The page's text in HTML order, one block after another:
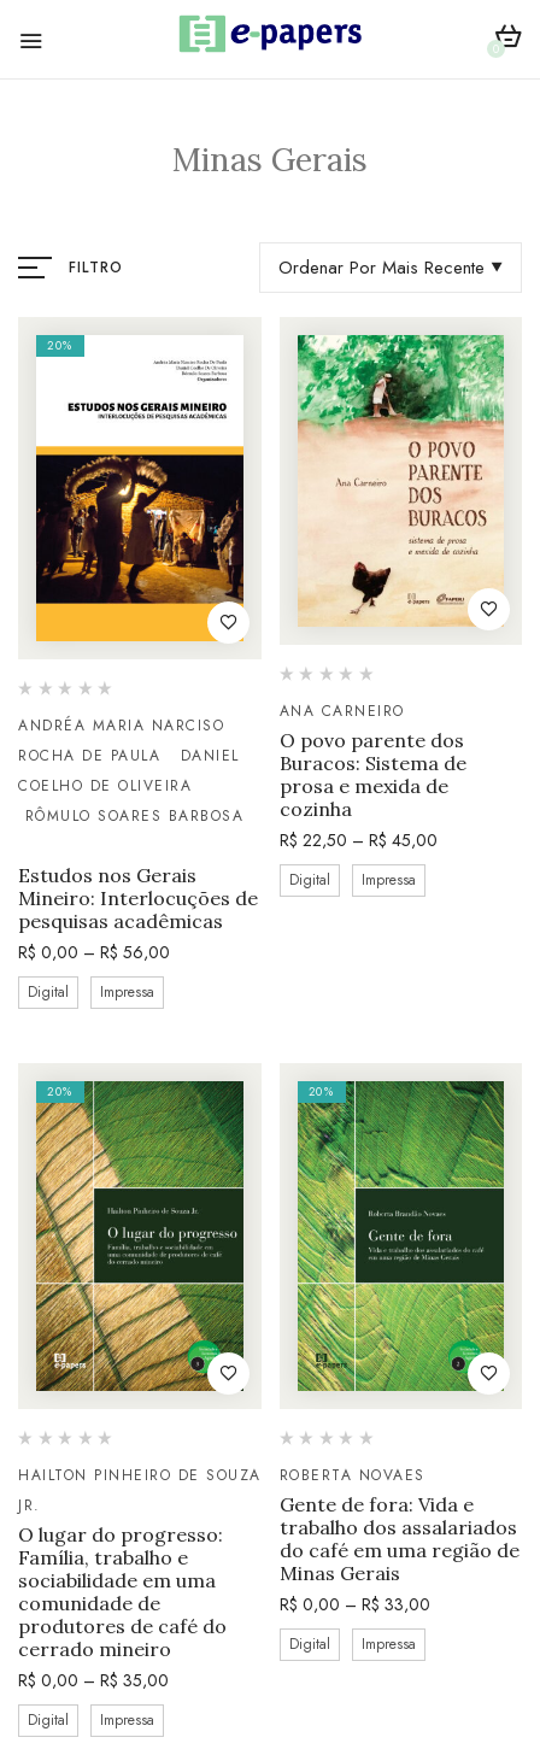
0
Minas Gerais
FILTRO Ordenar Por Mais Recente
20%
ANDRÉA MARIA NARCISO
ROCHA DE PAULA
DANIEL
COELHO DE OLIVEIRA
RÔMULO SOARES BARBOSA
Estudos nos Gerais
Mineiro: Interlocuções de
pesquisas acadêmicas
R$ 0,00 – R$ 56,00
Digital Impressa
ANA CARNEIRO
O povo parente dos
Buracos: Sistema de
prosa e mexida de
cozinha
R$ 22,50 – R$ 45,00
Digital Impressa
20%
HAILTON PINHEIRO DE SOUZA
JR.
O lugar do progresso:
Família, trabalho e
sociabilidade em uma
comunidade de
produtores de café do
cerrado mineiro
R$ 0,00 – R$ 35,00
Digital Impressa
20%
ROBERTA NOVAES
Gente de fora: Vida e
trabalho dos assalariados
do café em uma região de
Minas Gerais
R$ 0,00 – R$ 33,00
Digital Impressa